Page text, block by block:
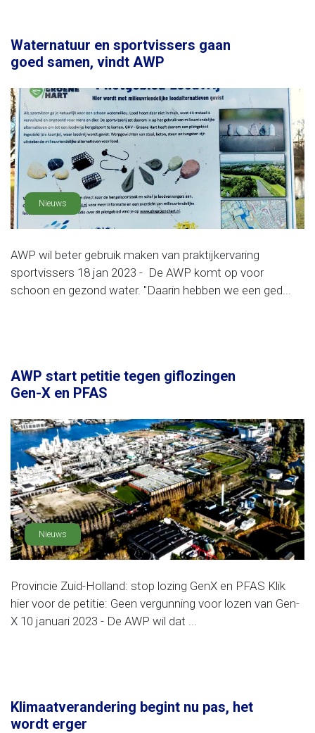
Waternatuur en sportvissers gaan
goed samen, vindt AWP
Nieuws
AWP wil beter gebruik maken van praktijkervaring
sportvissers 18 jan 2023 - De AWP komt op voor
schoon en gezond water. "Daarin hebben we een ged...
AWP start petitie tegen giflozingen
Gen-X en PFAS
Nieuws
Provincie Zuid-Holland: stop lozing GenX en PFAS Klik
hier voor de petitie: Geen vergunning voor lozen van Gen-
X 10 januari 2023 - De AWP wil dat ...
Klimaatverandering begint nu pas, het
wordt erger